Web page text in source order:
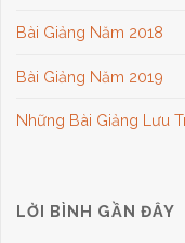
Bài Giảng Năm 2018
Bài Giảng Năm 2019
Những Bài Giảng Lưu
LỜI BÌNH GẦN ĐÂY